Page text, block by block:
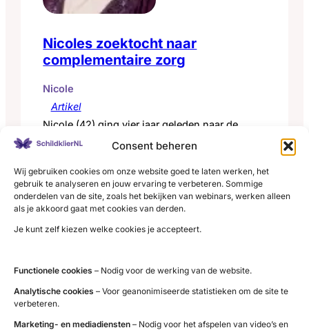
Consent beheren
Wij gebruiken cookies om onze website goed te laten werken, het
gebruik te analyseren en jouw ervaring te verbeteren. Sommige
onderdelen van de site, zoals het bekijken van webinars, werken alleen
als je akkoord gaat met cookies van derden.
Je kunt zelf kiezen welke cookies je accepteert.
Functionele cookies – Nodig voor de werking van de website.
Analytische cookies – Voor geanonimiseerde statistieken om de site te
verbeteren.
Marketing- en mediadiensten – Nodig voor het afspelen van video’s en
Nicoles zoektocht naar
complementaire zorg
Nicole
Artikel
Nicole (42) ging vier jaar geleden naar de
huisarts met vermoeidheidsklachten en bleek
vriendelijk en behulpzaam, maar gaf gelijk aan
dat ze niet veel van deze aandoening afweet.
Ik realiseerde me al snel dat ik ook zelf
verantwoordelijkheid moet nemen voor mijn
Lees meer:
Nicoles
zoektocht
naar
zorg
Vorige pagina
Vorige pagina1 … 5 6 7